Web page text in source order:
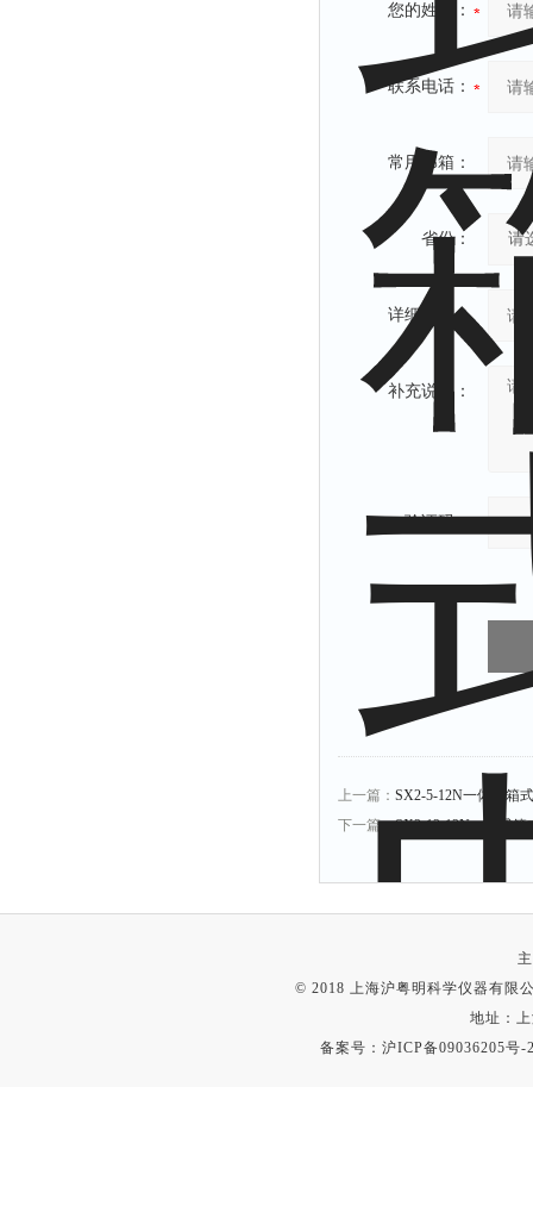
您的姓名：
联系电话：
常用邮箱：
省份：
详细地址：
补充说明：
验证码：
上一篇： SX2-5-12N一体式箱
下一篇：SX2-12-12N一体式
© 2018 上海沪粤明科学仪器有限
地址：
备案号：沪ICP备09036205号-